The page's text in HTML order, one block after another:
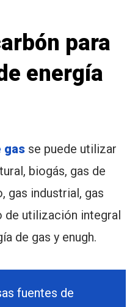
para
energía
gas se puede utilizar
biogás, gas de
gas industrial, gas
utilización integral
de gas y enugh.
fuentes de